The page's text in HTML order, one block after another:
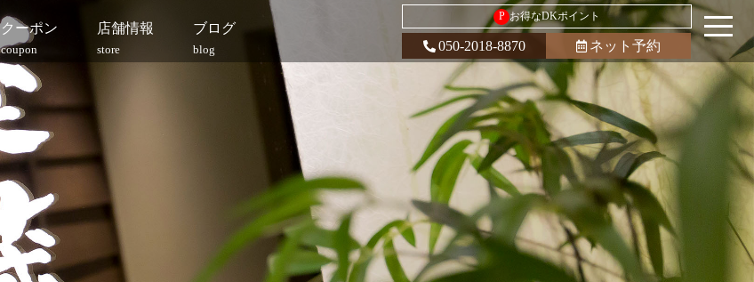
クーポン
coupon
店舗情報
store
ブログ
blog
P お得なDKポイント
050-2018-8870 ネット予約